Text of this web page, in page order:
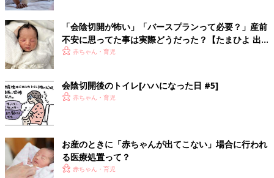
「会陰切開が怖い」「バースプランって必要？」産前
不安に思ってた事は実際どうだった？【たまひよ 出
産体験談】
赤ちゃん・育児
会陰切開後のトイレ[ハハになった日 #5]
赤ちゃん・育児
お産のときに「赤ちゃんが出てこない」場合に行われ
る医療処置って？
赤ちゃん・育児